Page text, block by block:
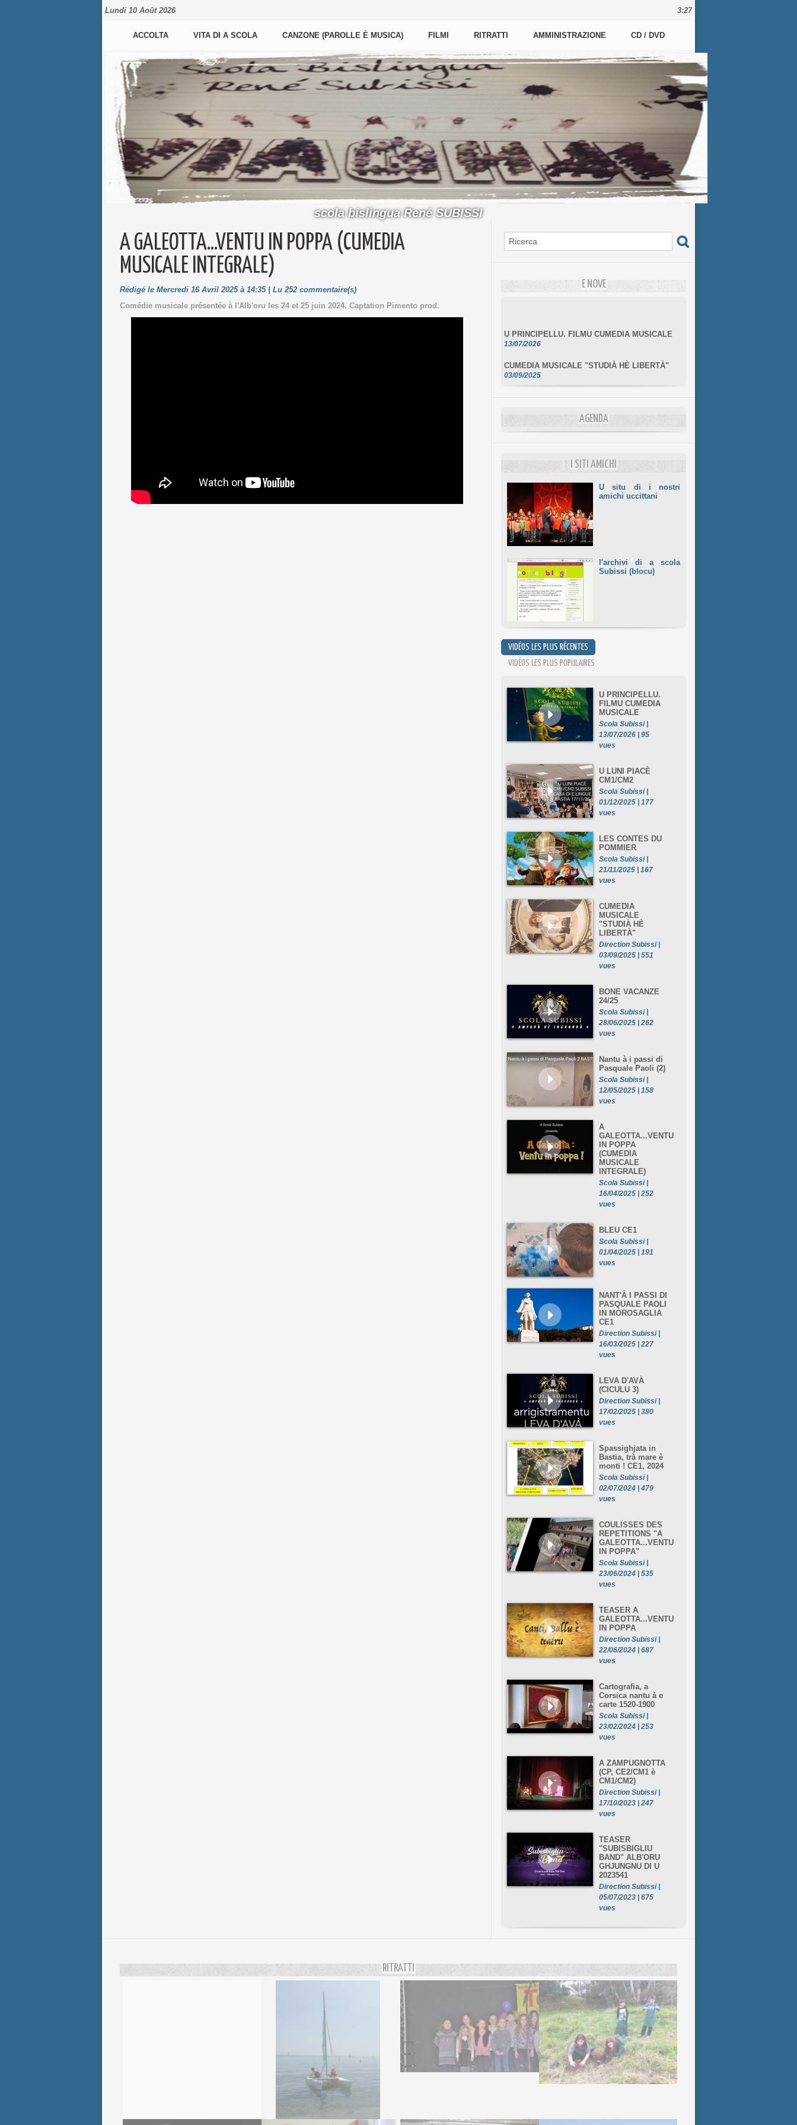
Lundi 10 Août 2026 3:27
ACCOLTA VITA DI A SCOLA CANZONE (PAROLLE È MUSICA) FILMI RITRATTI AMMINISTRAZIONE CD / DVD
scola bislingua René SUBISSI
A GALEOTTA...VENTU IN POPPA (CUMEDIA
MUSICALE INTEGRALE)
Rédigé le Mercredi 16 Avril 2025 à 14:35 | Lu 252 commentaire(s)
Comédie musicale présentée à l'Alb'oru les 24 et 25 juin 2024. Captation Pimento prod.
E NOVE
13/07/2026
03/09/2025
BONE VACANZE 24/25
Nantu à i passi di Pasquale Paoli (2)
12/05/2025
16/04/2025
AGENDA
I SITI AMICHI
U situ di i nostri
amichi uccittani
l'archivi di a scola
Subissi (blocu)
VIDÉOS LES PLUS RÉCENTES
VIDÉOS LES PLUS POPULAIRES
U PRINCIPELLU.
FILMU CUMEDIA
MUSICALE
Scola Subissi |
13/07/2026 | 95
vues
U LUNI PIACÈ
CM1/CM2
Scola Subissi |
01/12/2025 | 177
vues
LES CONTES DU
POMMIER
Scola Subissi |
21/11/2025 | 167
vues
CUMEDIA
MUSICALE
"STUDIÀ HÈ
LIBERTÀ"
Direction Subissi |
03/09/2025 | 551
vues
BONE VACANZE
24/25
Scola Subissi |
28/06/2025 | 262
vues
Nantu à i passi di
Pasquale Paoli (2)
Scola Subissi |
12/05/2025 | 158
vues
A
GALEOTTA...VENTU
IN POPPA
(CUMEDIA
MUSICALE
INTEGRALE)
Scola Subissi |
16/04/2025 | 252
vues
BLEU CE1
Scola Subissi |
01/04/2025 | 191
vues
NANT'À I PASSI DI
PASQUALE PAOLI
IN MOROSAGLIA
CE1
Direction Subissi |
16/03/2025 | 227
vues
LEVA D'AVÀ
(CICULU 3)
Direction Subissi |
17/02/2025 | 380
vues
Spassighjata in
Bastia, trà mare è
monti ! CE1, 2024
Scola Subissi |
02/07/2024 | 479
vues
COULISSES DES
REPETITIONS "A
GALEOTTA...VENTU
IN POPPA"
Scola Subissi |
23/06/2024 | 535
vues
TEASER A
GALEOTTA...VENTU
IN POPPA
Direction Subissi |
22/06/2024 | 687
vues
Cartografia, a
Corsica nantu à e
carte 1520-1900
Scola Subissi |
23/02/2024 | 253
vues
A ZAMPUGNOTTA
(CP, CE2/CM1 è
CM1/CM2)
Direction Subissi |
17/10/2023 | 247
vues
TEASER
"SUBISBIGLIU
BAND" ALB'ORU
GHJUNGNU DI U
2023541
Direction Subissi |
05/07/2023 | 675
vues
RITRATTI